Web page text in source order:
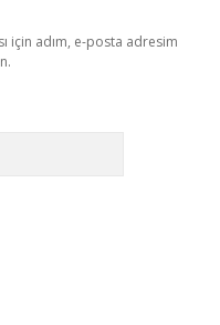
için adım, e-posta adresim